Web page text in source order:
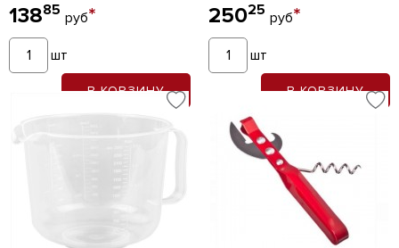
13885 руб*
шт
В КОРЗИНУ
25025 руб*
шт
В КОРЗИНУ